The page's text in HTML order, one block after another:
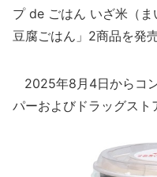
プ de ごはん いざ米（
豆腐ごはん」2商品を発売
2025年8月4日からコ
パーおよびドラッグスト